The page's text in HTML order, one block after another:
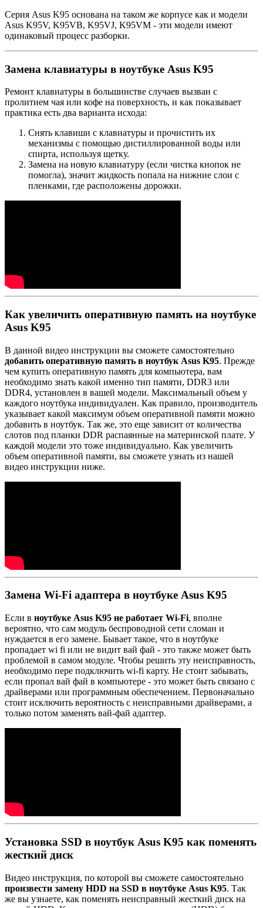
Серия Asus K95 основана на таком же корпусе как и модели
Asus K95V, K95VB, K95VJ, K95VM - эти модели имеют
одинаковый процесс разборки.
Замена клавиатуры в ноутбуке Asus K95
Ремонт клавиатуры в большинстве случаев вызван с
пролитием чая или кофе на поверхность, и как показывает
практика есть два варианта исхода:
Снять клавиши с клавиатуры и прочистить их
механизмы с помощью дистиллированной воды или
спирта, используя щетку.
Замена на новую клавиатуру (если чистка кнопок не
помогла), значит жидкость попала на нижние слои с
пленками, где расположены дорожки.
Как увеличить оперативную память на ноутбуке
Asus K95
В данной видео инструкции вы сможете самостоятельно
добавить оперативную память в ноутбук Asus K95. Прежде
чем купить оперативную память для компьютера, вам
необходимо знать какой именно тип памяти, DDR3 или
DDR4, установлен в вашей модели. Максимальный объем у
каждого ноутбука индивидуален. Как правило, производитель
указывает какой максимум объем оперативной памяти можно
добавить в ноутбук. Так же, это еще зависит от количества
слотов под планки DDR распаянные на материнской плате. У
каждой модели это тоже индивидуально. Как увеличить
объем оперативной памяти, вы сможете узнать из нашей
видео инструкции ниже.
Замена Wi-Fi адаптера в ноутбуке Asus K95
Если в ноутбуке Asus K95 не работает Wi-Fi, вполне
вероятно, что сам модуль беспроводной сети сломан и
нуждается в его замене. Бывает такое, что в ноутбуке
пропадает wi fi или не видит вай фай - это также может быть
проблемой в самом модуле. Чтобы решить эту неисправность,
необходимо пере подключить wi-fi карту. Не стоит забывать,
если пропал вай фай в компьютере - это может быть связано с
драйверами или программным обеспечением. Первоначально
стоит исключить вероятность с неисправными драйверами, а
только потом заменять вай-фай адаптер.
Установка SSD в ноутбук Asus K95 как поменять
жесткий диск
Видео инструкция, по которой вы сможете самостоятельно
произвести замену HDD на SSD в ноутбуке Asus K95. Так
же вы узнаете, как поменять неисправный жесткий диск на